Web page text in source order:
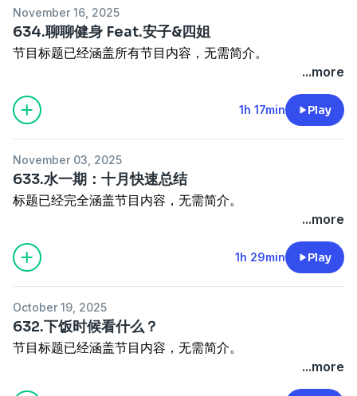
November 16, 2025
634.聊聊健身 Feat.安子&四姐
节目标题已经涵盖所有节目内容，无需简介。
...more
1h 17min Play
November 03, 2025
633.水一期：十月快速总结
标题已经完全涵盖节目内容，无需简介。
...more
1h 29min Play
October 19, 2025
632.下饭时候看什么？
节目标题已经涵盖节目内容，无需简介。
...more